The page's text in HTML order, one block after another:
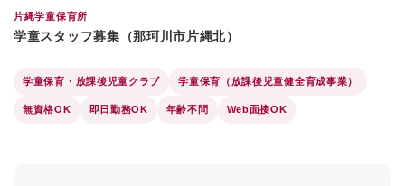
片縄学童保育所
学童スタッフ募集（那珂川市片縄北）
学童保育・放課後児童クラブ 学童保育（放課後児童健全育成事業）
無資格OK 即日勤務OK 年齢不問 Web面接OK